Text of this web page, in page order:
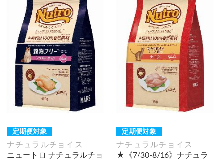
定期便対象
ナチュラルチョイス
ニュートロ ナチュラルチョ
定期便対象
ナチュラルチョイス
★《7/30-8/16》ナチュラ